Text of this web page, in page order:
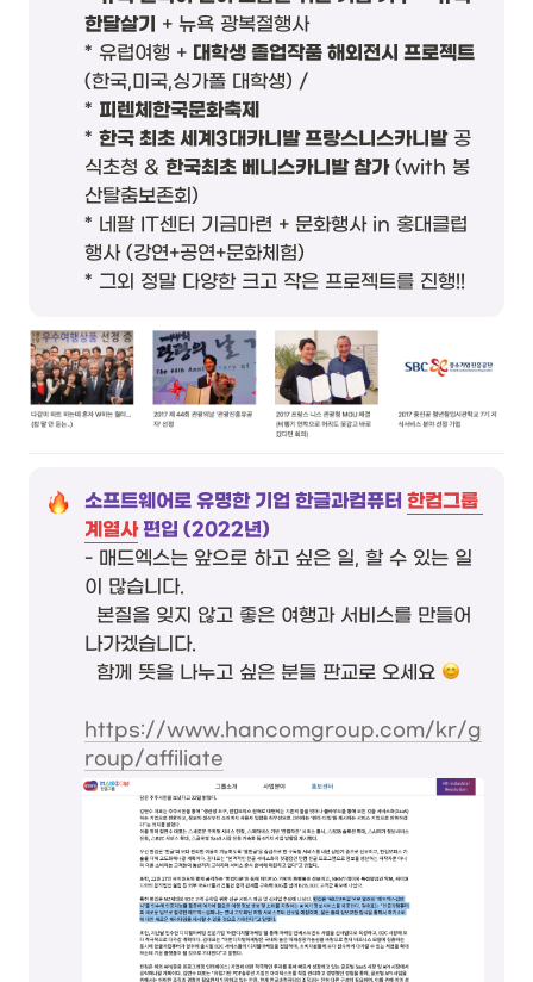
한달살기 + 뉴욕 광복절행사
* 유럽여행 + 대학생 졸업작품 해외전시 프로젝트
(한국,미국,싱가폴 대학생) /
* 피렌체한국문화축제
* 한국 최초 세계3대카니발 프랑스니스카니발 공
식초청 & 한국최초 베니스카니발 참가 (with 봉
산탈춤보존회)
* 네팔 IT센터 기금마련 + 문화행사 in 홍대클럽
행사 (강연+공연+문화체험)
* 그외 정말 다양한 크고 작은 프로젝트를 진행!!
소프트웨어로 유명한 기업 한글과컴퓨터 한컴그룹
계열사
- 매드엑스는 앞으로 하고 싶은 일, 할 수 있는 일
이 많습니다.
나가겠습니다.
  함께 뜻을 나누고 싶은 분들 판교로 오세요
https://www.hancomgroup.com/kr/g
roup/affiliate